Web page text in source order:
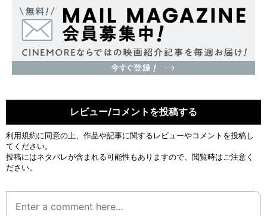
レビュー/コメントを投稿する
利用規約に同意の上、作品や記事に関するレビューやコメントを投稿し
てください。
投稿にはネタバレが含まれる可能性もありますので、閲覧時はご注意く
ださい。